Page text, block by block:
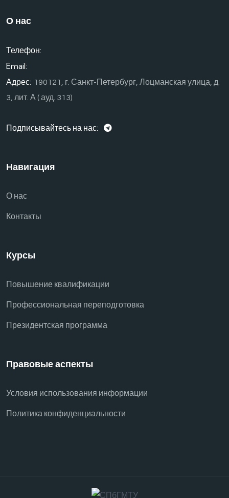
О нас
Телефон:
Email:
Адрес: 190121, г. Санкт-Петербург, Лоцманская улица, д.
3, лит. А ( ауд. 313)
Подписывайтесь на нас:
Навигация
О нас
Контакты
Курсы
Повышение квалификации
Профессиональная переподготовка
Президентская программа
Правовые аспекты
Условия использования информации
Политика конфиденциальности